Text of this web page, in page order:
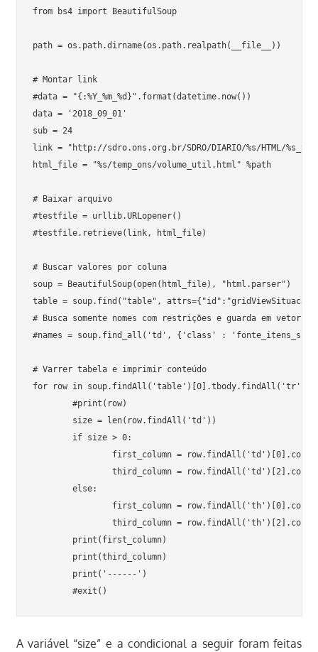
from bs4 import BeautifulSoup
path = os.path.dirname(os.path.realpath(__file__))
# Montar link
#data = "{:%Y_%m_%d}".format(datetime.now())
data = '2018_09_01'
sub = 24
link = "http://sdro.ons.org.br/SDRO/DIARIO/%s/HTML/
html_file = "%s/temp_ons/volume_util.html" %path
# Baixar arquivo
#testfile = urllib.URLopener()
#testfile.retrieve(link, html_file)
# Buscar valores por coluna
soup = BeautifulSoup(open(html_file), "html.parser")
table = soup.find("table",
# Busca somente nomes com restrições e guarda em vetor
#names = soup.find_all('td', {'class' :
# Varrer tabela e imprimir conteúdo
for row in soup.findAll('table')[0].tbody.findAll('tr'):
A variável “size” e a condicional a seguir foram feitas